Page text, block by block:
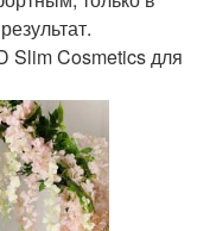
Slim Cosmetics для